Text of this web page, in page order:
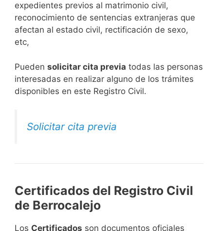
expedientes previos al matrimonio civil,
reconocimiento de sentencias extranjeras que
afectan al estado civil, rectificación de sexo,
etc,
​Pueden solicitar cita previa todas las personas
interesadas en realizar alguno de los trámites
disponibles en este Registro Civil.​
Solicitar cita previa
Certificados del Registro Civil
de Berrocalejo
Los Certificados son documentos oficiales